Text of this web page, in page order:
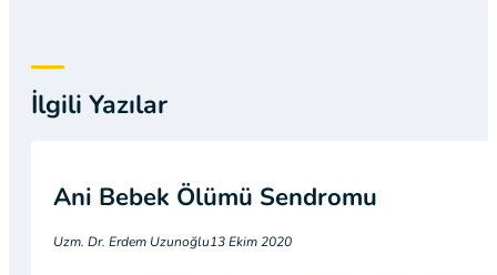
İlgili Yazılar
Ani Bebek Ölümü Sendromu
Uzm. Dr. Erdem Uzunoğlu13 Ekim 2020